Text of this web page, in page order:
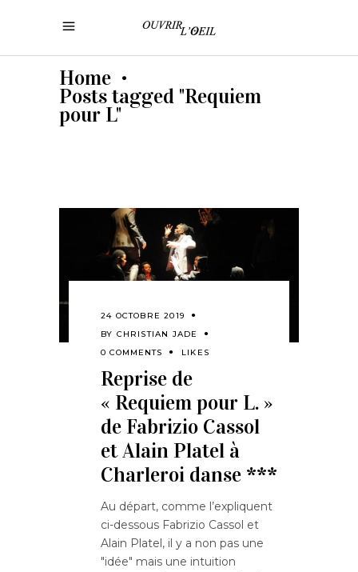
Home •
Posts tagged "Requiem
pour L"
24 OCTOBRE 2019
BY CHRISTIAN JADE
0 COMMENTS
LIKES
Reprise de
« Requiem pour L. »
de Fabrizio Cassol
et Alain Platel à
Charleroi danse ***
Au départ, comme l’expliquent
ci-dessous Fabrizio Cassol et
Alain Platel, il y a non pas une
"idée" mais une intuition